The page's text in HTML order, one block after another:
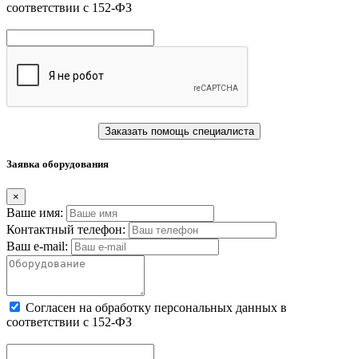
соответствии с 152-ФЗ
Заказать помощь специалиста
Заявка оборудования
×
Ваше имя:
Контактный телефон:
Ваш e-mail:
Cогласен на обработку персональных данных в
соответствии с 152-ФЗ